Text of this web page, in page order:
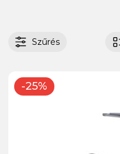
Szűrés
-25%